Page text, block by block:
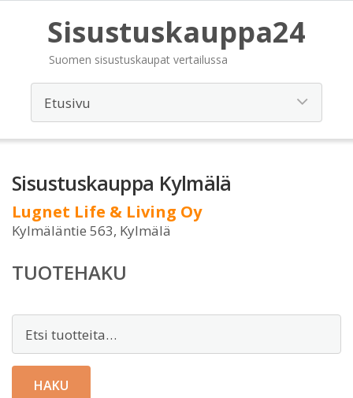
Sisustuskauppa24
Suomen sisustuskaupat vertailussa
Sisustuskauppa Kylmälä
Lugnet Life & Living Oy
Kylmäläntie 563, Kylmälä
TUOTEHAKU
HAKU